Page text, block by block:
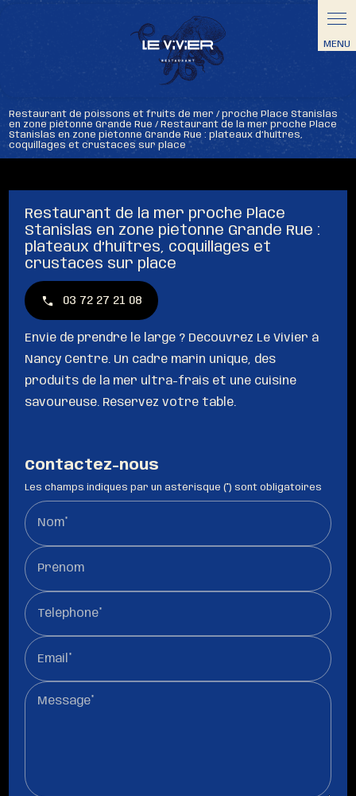
Restaurant de poissons et fruits de mer / proche Place Stanislas
en zone piétonne Grande Rue / Restaurant de la mer proche Place
Stanislas en zone piétonne Grande Rue : plateaux d’huîtres,
coquillages et crustacés sur place
Restaurant de la mer proche Place
Stanislas en zone piétonne Grande Rue :
plateaux d’huîtres, coquillages et
crustacés sur place
03 72 27 21 08
Envie de prendre le large ? Découvrez Le Vivier à
Nancy Centre. Un cadre marin unique, des
produits de la mer ultra-frais et une cuisine
savoureuse. Réservez votre table.
Contactez-nous
Les champs indiqués par un astérisque (*) sont obligatoires
Nom*
Prénom
Téléphone*
Email*
Message*
Panneau de gestion des cookies